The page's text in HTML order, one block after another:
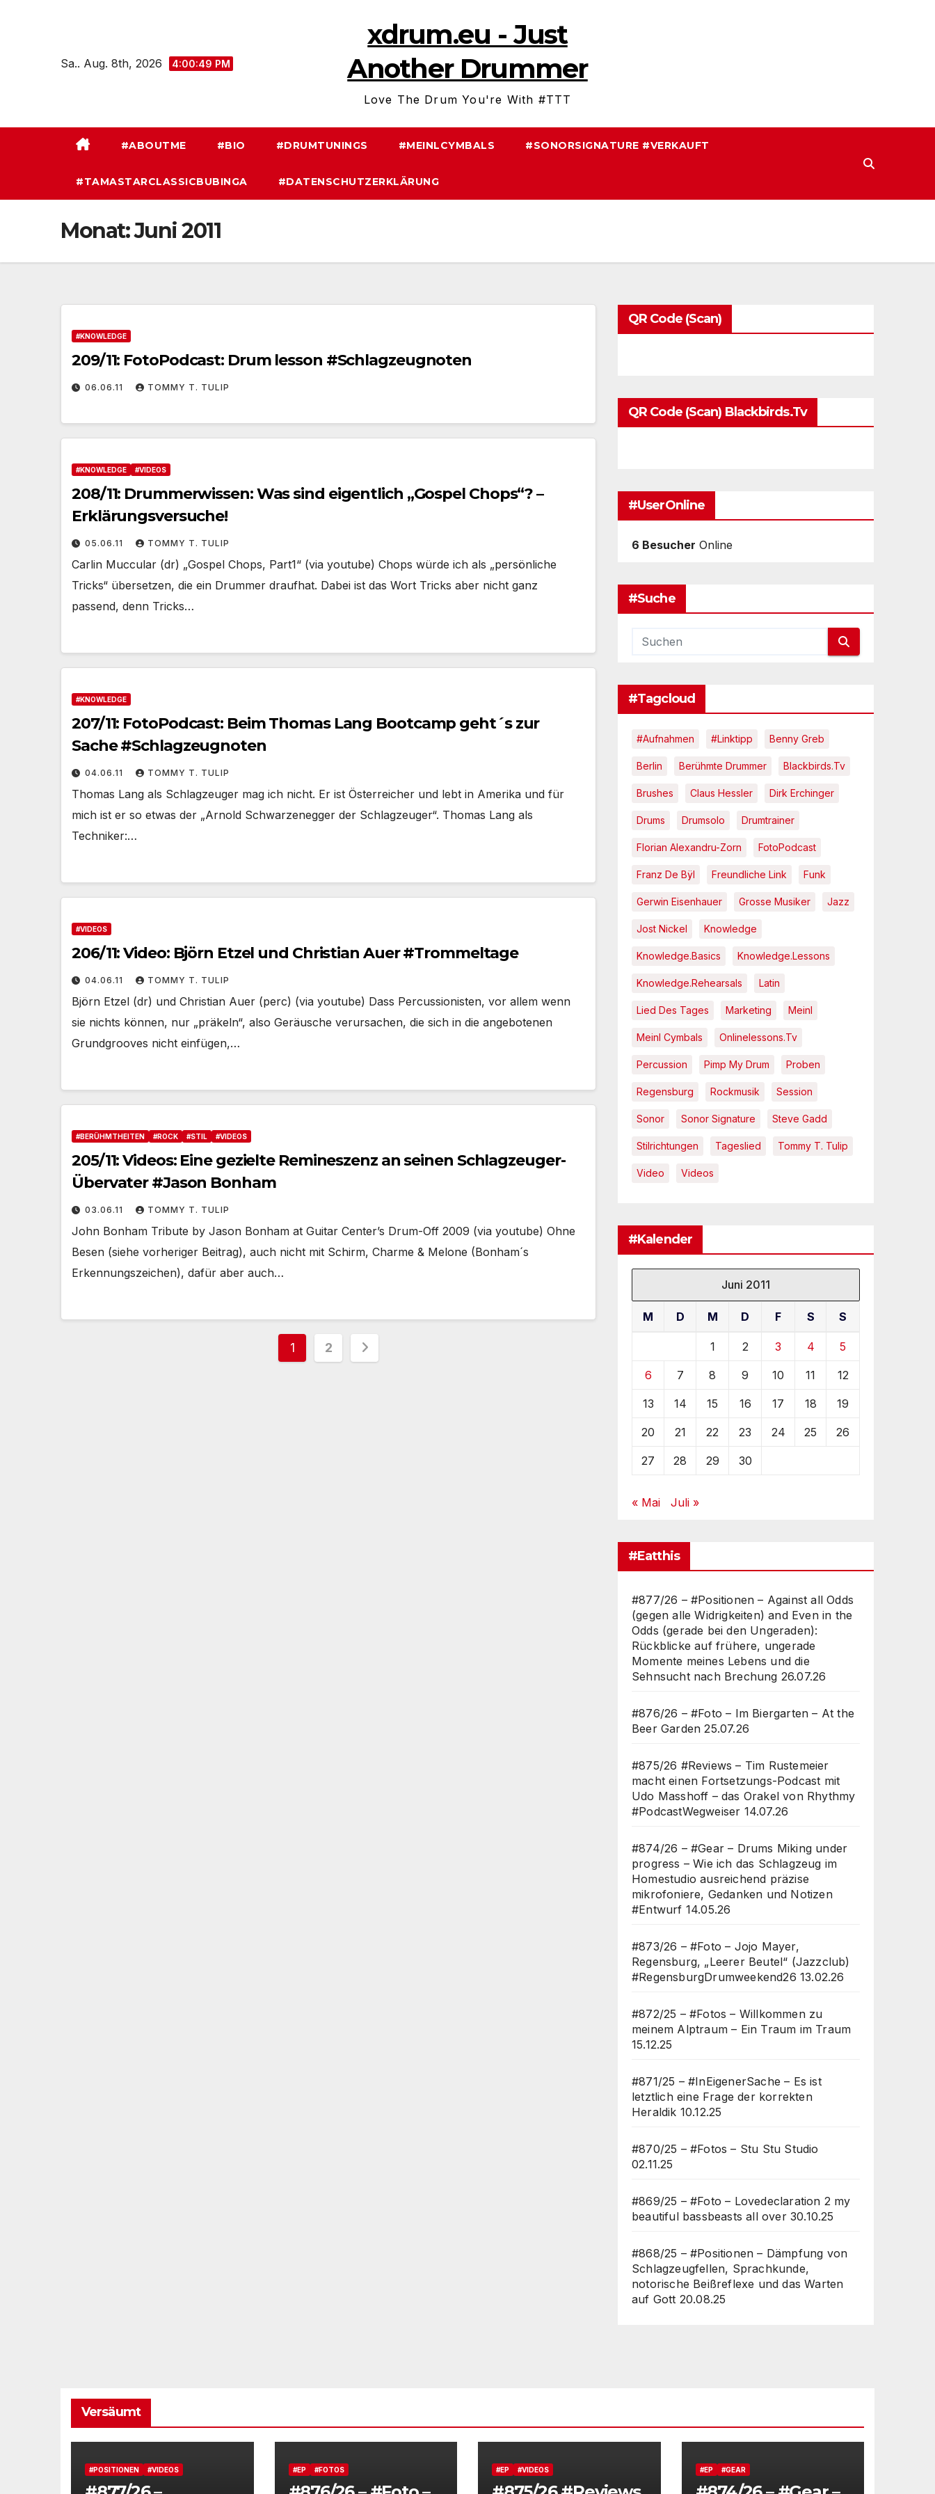
Sa.. Aug. 8th, 2026
4:00:50 PM
xdrum.eu - Just
Another Drummer
Love The Drum You're With #TTT
#ABOUTME #BIO #DRUMTUNINGS #MEINLCYMBALS #SONORSIGNATURE #VERKAUFT
#TAMASTARCLASSICBUBINGA #DATENSCHUTZERKLÄRUNG
Monat:Juni 2011
#KNOWLEDGE
209/11: FotoPodcast: Drum lesson #Schlagzeugnoten
06.06.11 TOMMY T. TULIP
#KNOWLEDGE #VIDEOS
208/11: Drummerwissen: Was sind eigentlich „Gospel Chops“? –
Erklärungsversuche!
05.06.11 TOMMY T. TULIP
Carlin Muccular (dr) „Gospel Chops, Part1“ (via youtube) Chops würde ich als „persönliche
Tricks“ übersetzen, die ein Drummer draufhat. Dabei ist das Wort Tricks aber nicht ganz
passend, denn Tricks…
#KNOWLEDGE
207/11: FotoPodcast: Beim Thomas Lang Bootcamp geht´s zur
Sache #Schlagzeugnoten
04.06.11 TOMMY T. TULIP
Thomas Lang als Schlagzeuger mag ich nicht. Er ist Österreicher und lebt in Amerika und für
mich ist er so etwas der „Arnold Schwarzenegger der Schlagzeuger“. Thomas Lang als
Techniker:…
#VIDEOS
206/11: Video: Björn Etzel und Christian Auer #Trommeltage
04.06.11 TOMMY T. TULIP
Björn Etzel (dr) und Christian Auer (perc) (via youtube) Dass Percussionisten, vor allem wenn
sie nichts können, nur „präkeln“, also Geräusche verursachen, die sich in die angebotenen
Grundgrooves nicht einfügen,…
#BERÜHMTHEITEN #ROCK #STIL #VIDEOS
205/11: Videos: Eine gezielte Remineszenz an seinen Schlagzeuger-
Übervater #Jason Bonham
03.06.11 TOMMY T. TULIP
John Bonham Tribute by Jason Bonham at Guitar Center’s Drum-Off 2009 (via youtube) Ohne
Besen (siehe vorheriger Beitrag), auch nicht mit Schirm, Charme & Melone (Bonham´s
Erkennungszeichen), dafür aber auch…
Seitennummerierung
1 2
QR Code (Scan)
QR Code (Scan) Blackbirds.tv
#UserOnline
6 Besucher Online
#Suche
#Tagcloud
#Aufnahmen #Linktipp Benny Greb
Berlin Berühmte Drummer Blackbirds.tv
Brushes Claus Hessler Dirk Erchinger
Drums Drumsolo Drumtrainer
Florian Alexandru-Zorn FotoPodcast
Franz De Bÿl Freundliche Link Funk
Gerwin Eisenhauer Grosse Musiker Jazz
Jost Nickel Knowledge
Knowledge.Basics Knowledge.Lessons
Knowledge.Rehearsals Latin
Lied Des Tages Marketing Meinl
Meinl Cymbals Onlinelessons.tv
Percussion Pimp My Drum Proben
Regensburg Rockmusik Session
Sonor Sonor Signature Steve Gadd
Stilrichtungen Tageslied Tommy T. Tulip
Video Videos
#Kalender
Juni 2011
M D M D F S S
1 2 3 4 5
6 7 8 9 10 11 12
13 14 15 16 17 18 19
20 21 22 23 24 25 26
27 28 29 30
« Mai Juli »
#Eatthis
#877/26 – #Positionen – Against all Odds
(gegen alle Widrigkeiten) and Even in the
Odds (gerade bei den Ungeraden):
Rückblicke auf frühere, ungerade
Momente meines Lebens und die
Sehnsucht nach Brechung 26.07.26
#876/26 – #Foto – Im Biergarten – At the
Beer Garden 25.07.26
#875/26 #Reviews – Tim Rustemeier
macht einen Fortsetzungs-Podcast mit
Udo Masshoff – das Orakel von Rhythmy
#PodcastWegweiser 14.07.26
#874/26 – #Gear – Drums Miking under
progress – Wie ich das Schlagzeug im
Homestudio ausreichend präzise
mikrofoniere, Gedanken und Notizen
#Entwurf 14.05.26
#873/26 – #Foto – Jojo Mayer,
Regensburg, „Leerer Beutel“ (Jazzclub)
#RegensburgDrumweekend26 13.02.26
#872/25 – #Fotos – Willkommen zu
meinem Alptraum – Ein Traum im Traum
15.12.25
#871/25 – #InEigenerSache – Es ist
letztlich eine Frage der korrekten
Heraldik 10.12.25
#870/25 – #Fotos – Stu Stu Studio
02.11.25
#869/25 – #Foto – Lovedeclaration 2 my
beautiful bassbeasts all over 30.10.25
#868/25 – #Positionen – Dämpfung von
Schlagzeugfellen, Sprachkunde,
notorische Beißreflexe und das Warten
auf Gott 20.08.25
Versäumt
#POSITIONEN #VIDEOS #EP #FOTOS #EP #VIDEOS #EP #GEAR